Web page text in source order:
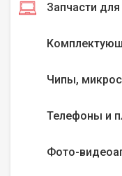
Запчасти для
Чипы,
Телефоны и
Фото-